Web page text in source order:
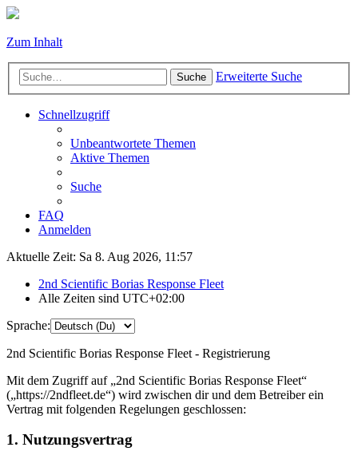
Zum Inhalt
Suche Erweiterte Suche
Schnellzugriff
Unbeantwortete Themen
Aktive Themen
Suche
FAQ
Anmelden
Aktuelle Zeit: Sa 8. Aug 2026, 11:57
2nd Scientific Borias Response Fleet
Alle Zeiten sind UTC+02:00
Sprache:
2nd Scientific Borias Response Fleet - Registrierung
Mit dem Zugriff auf „2nd Scientific Borias Response Fleet“
(„https://2ndfleet.de“) wird zwischen dir und dem Betreiber ein
Vertrag mit folgenden Regelungen geschlossen:
1. Nutzungsvertrag